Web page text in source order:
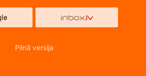
Pilnā versija